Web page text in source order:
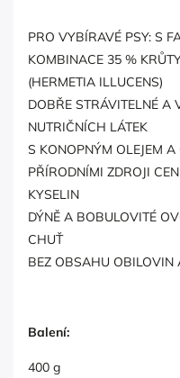
PRO VYBÍRAVÉ PSY: S
KOMBINACE 35 %
(HERMETIA ILLUCENS)
DOBŘE STRÁVITELNÉ A
NUTRIČNÍCH LÁTEK
S KONOPNÝM OLEJEM A
PŘÍRODNÍMI ZDROJI
KYSELIN
DÝNĚ A BOBULOVITÉ
CHUŤ
BEZ OBSAHU OBILOVIN
Balení:
400 g